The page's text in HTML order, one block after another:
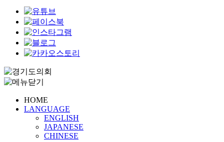
HOME
LANGUAGE
ENGLISH
JAPANESE
CHINESE